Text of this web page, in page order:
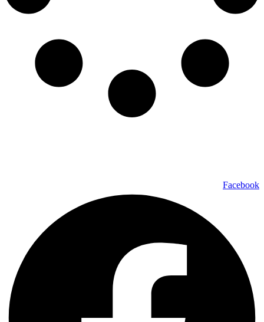
Facebook